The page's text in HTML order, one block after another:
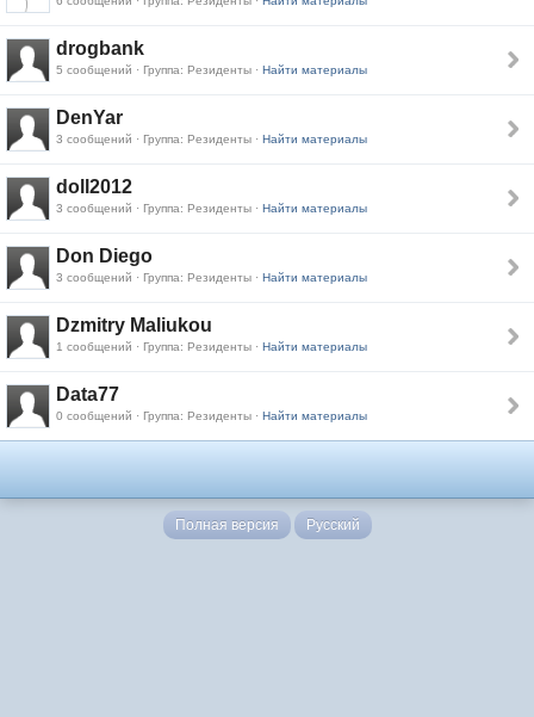
drogbank
5 сообщений · Группа: Резиденты · Найти материалы
DenYar
3 сообщений · Группа: Резиденты · Найти материалы
doll2012
3 сообщений · Группа: Резиденты · Найти материалы
Don Diego
3 сообщений · Группа: Резиденты · Найти материалы
Dzmitry Maliukou
1 сообщений · Группа: Резиденты · Найти материалы
Data77
0 сообщений · Группа: Резиденты · Найти материалы
Полная версия Русский